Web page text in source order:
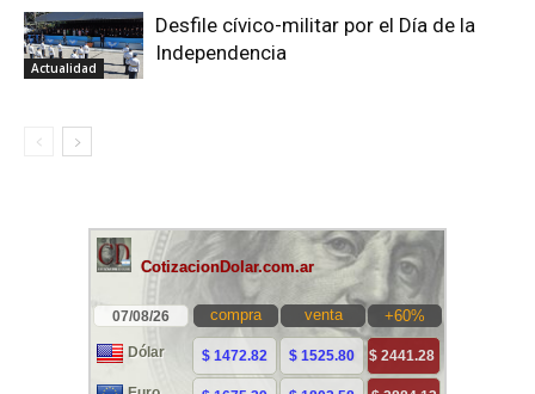
Actualidad
Desfile cívico-militar por el Día de la
Independencia